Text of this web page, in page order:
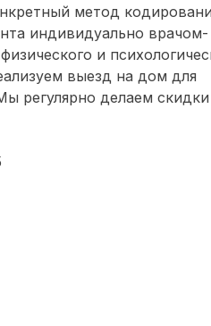
метод
индивидуально врачом-
и
выезд на дом для
регулярно делаем